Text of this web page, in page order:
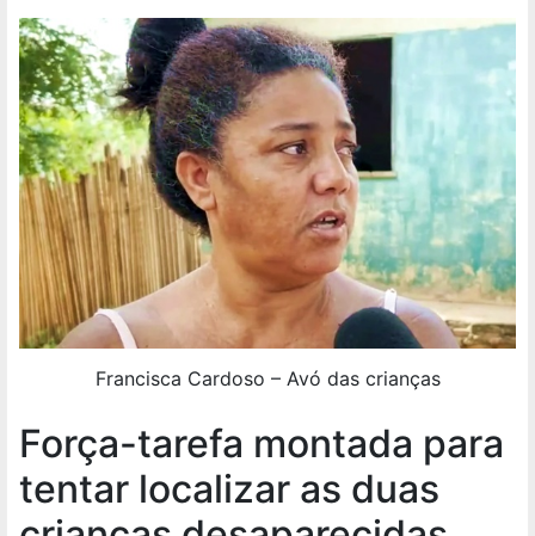
Francisca Cardoso – Avó das crianças
Força-tarefa montada para
tentar localizar as duas